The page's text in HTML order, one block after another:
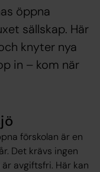
öppna
sällskap. Här
knyter nya
in – kom när
förskolan är en
Det krävs ingen
avgiftsfri. Här kan